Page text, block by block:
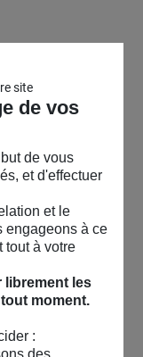
site
de vos
de vous
et d'effectuer
et le
engageons à ce
tout à votre
librement les
moment.
:
des